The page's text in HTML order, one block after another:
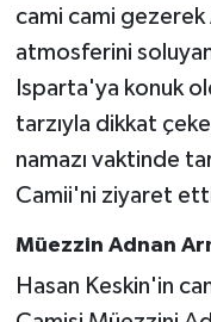
cami cami
atmosferini
Isparta'ya konuk
tarzıyla dikkat
namazı vaktinde
Camii'ni ziyaret
Müezzin Adnan
Hasan Keskin'in
RESMİ
Spor
Tarihi
Teknoloji
Türkiye